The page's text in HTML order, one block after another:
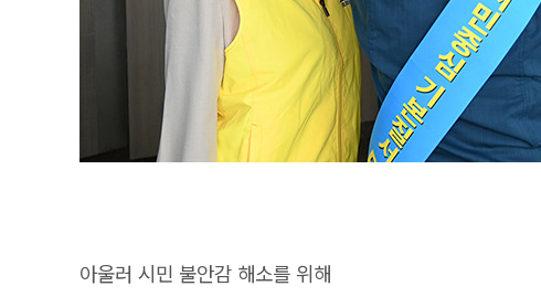
아울러 시민 불안감 해소를 위해